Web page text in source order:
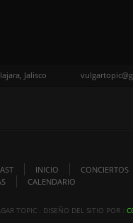
Jalisco
INICIO CONCIERTOS
CALENDARIO
TOPIC . DISEÑO DEL SITIO POR :